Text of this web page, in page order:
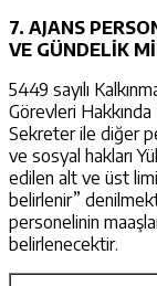
7. AJANS
VE GÜNDELİK
5449 sayılı
Görevleri Hakkında
Sekreter ile diğer
ve sosyal hakları
edilen alt ve üst
belirlenir”
personelinin
belirlenecektir.